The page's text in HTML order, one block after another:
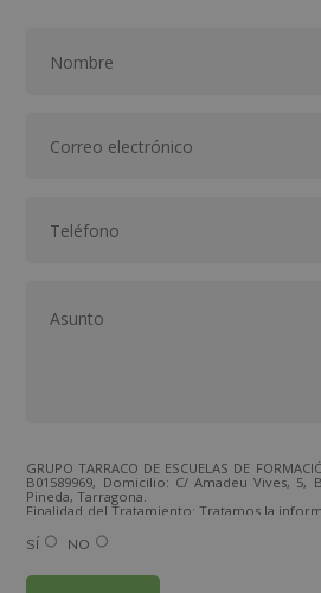
GRUPO TARRACO DE ESCUELAS DE
B01589969, Domicilio: C/ Amadeu Vives, 5,
Pineda, Tarragona.
Finalidad del Tratamiento: Tratamos la
los productos ofrecidos y otros tipo de
interés.
Derechos: Puede ejercitar sus derechos
SÍ NO